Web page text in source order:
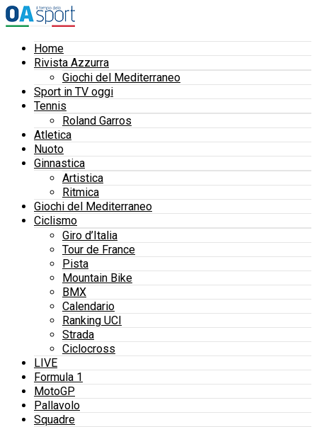
Home
Rivista Azzurra
Giochi del Mediterraneo
Sport in TV oggi
Tennis
Roland Garros
Atletica
Nuoto
Ginnastica
Artistica
Ritmica
Giochi del Mediterraneo
Ciclismo
Giro d’Italia
Tour de France
Pista
Mountain Bike
BMX
Calendario
Ranking UCI
Strada
Ciclocross
LIVE
Formula 1
MotoGP
Pallavolo
Squadre